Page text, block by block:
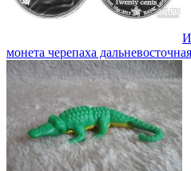
монета черепаха дальневосточная